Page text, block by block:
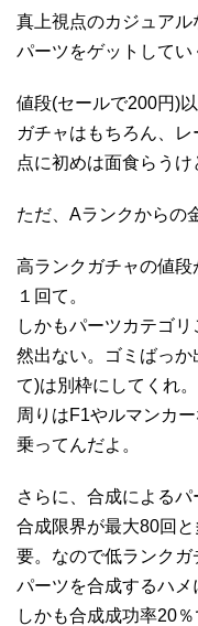
真上視点のカジュア
パーツをゲットしてい
値段(セールで200円)
ガチャはもちろん、
点に初めは面食らうけ
ただ、Aランクからの
高ランクガチャの値
１回て。
しかもパーツカテゴ
然出ない。ゴミばっ
て)は別枠にしてくれ。
周りはF1やルマンカ
乗ってんだよ。
さらに、合成によるパ
合成限界が最大80回
要。なので低ランク
パーツを合成するハメ
しかも合成成功率20